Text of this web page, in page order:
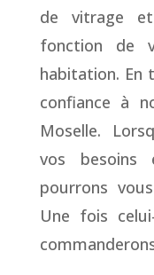
de vitrage
fonction de
habitation. En
confiance à
Moselle.
vos
pourrons
Une fois